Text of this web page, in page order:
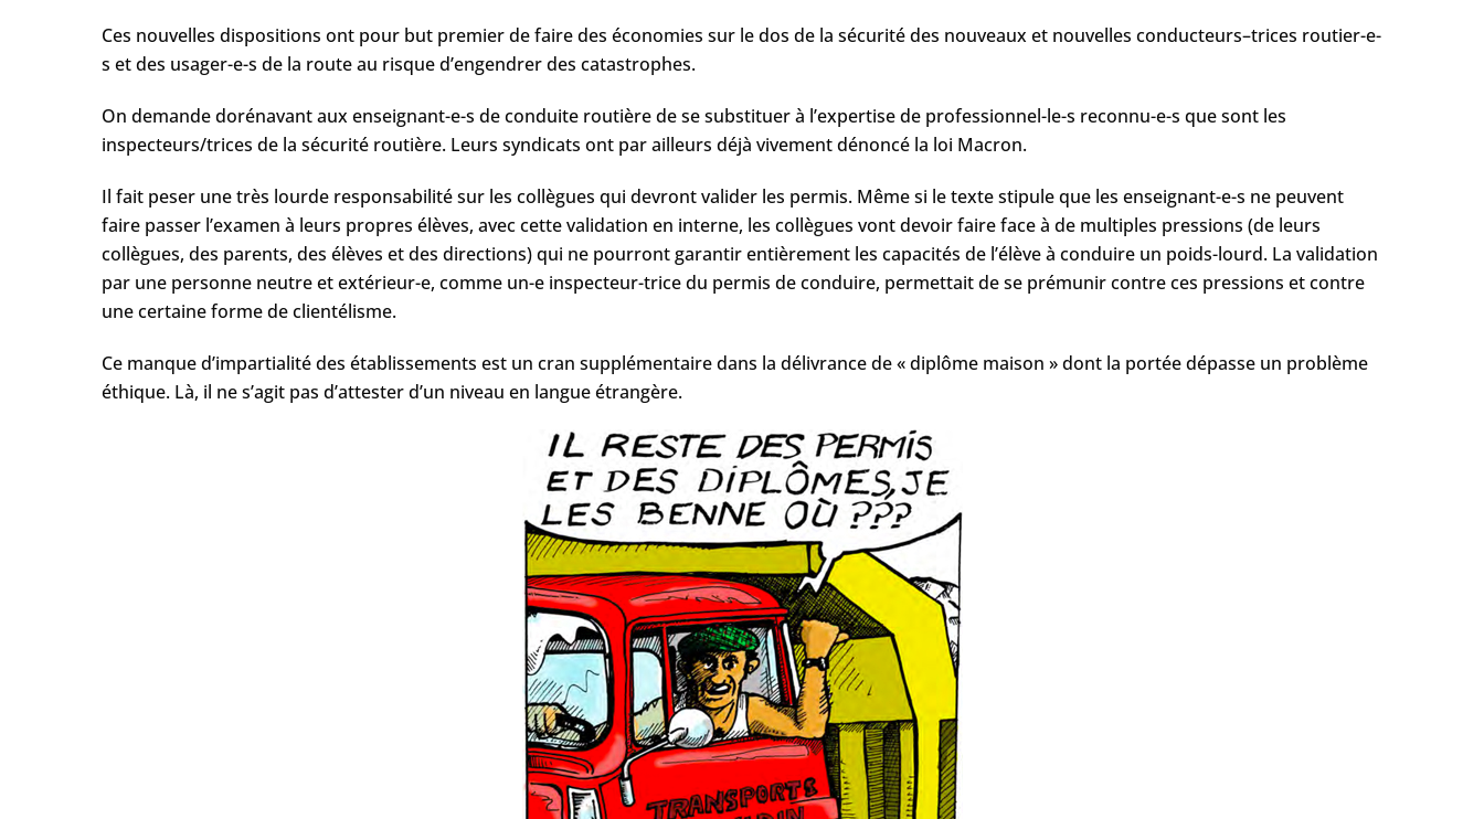
Ces nouvelles dispositions ont pour but premier de faire des économies sur le dos de la sécurité des nouveaux et nouvelles conducteurs–trices routier-e-
s et des usager-e-s de la route au risque d’engendrer des catastrophes.
On demande dorénavant aux enseignant-e-s de conduite routière de se substituer à l’expertise de professionnel-le-s reconnu-e-s que sont les
inspecteurs/trices de la sécurité routière. Leurs syndicats ont par ailleurs déjà vivement dénoncé la loi Macron.
Il fait peser une très lourde responsabilité sur les collègues qui devront valider les permis. Même si le texte stipule que les enseignant-e-s ne peuvent
faire passer l’examen à leurs propres élèves, avec cette validation en interne, les collègues vont devoir faire face à de multiples pressions (de leurs
collègues, des parents, des élèves et des directions) qui ne pourront garantir entièrement les capacités de l’élève à conduire un poids-lourd. La validation
par une personne neutre et extérieur-e, comme un-e inspecteur-trice du permis de conduire, permettait de se prémunir contre ces pressions et contre
une certaine forme de clientélisme.
Ce manque d’impartialité des établissements est un cran supplémentaire dans la délivrance de « diplôme maison » dont la portée dépasse un problème
éthique. Là, il ne s’agit pas d’attester d’un niveau en langue étrangère.